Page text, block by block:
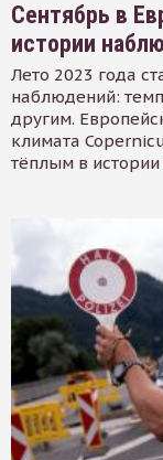
Сентябрь в
истории
Лето 2023 года
наблюдений:
другим.
климата
тёплым в истории